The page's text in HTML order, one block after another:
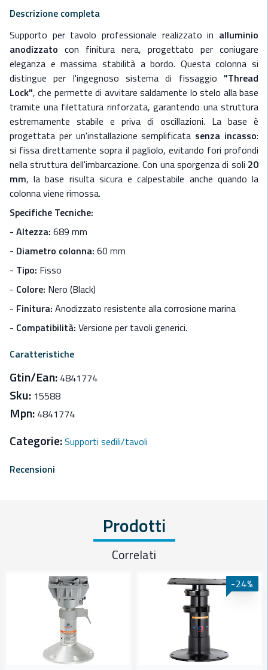
-Finitura:Anodizzato resistente alla corrosione marina
-Compatibilità:Versione per tavoli generici.
Descrizione completa
Supporto per tavolo professionale realizzato in alluminio
anodizzato con finitura nera, progettato per coniugare
eleganza e massima stabilità a bordo. Questa colonna si
distingue per l'ingegnoso sistema di fissaggio "Thread
Lock", che permette di avvitare saldamente lo stelo alla base
tramite una filettatura rinforzata, garantendo una struttura
estremamente stabile e priva di oscillazioni. La base è
progettata per un'installazione semplificata senza incasso:
si fissa direttamente sopra il pagliolo, evitando fori profondi
nella struttura dell'imbarcazione. Con una sporgenza di soli 20
mm, la base risulta sicura e calpestabile anche quando la
colonna viene rimossa.
Specifiche Tecniche:
- Altezza: 689 mm
- Diametro colonna: 60 mm
- Tipo: Fisso
- Colore: Nero (Black)
- Finitura: Anodizzato resistente alla corrosione marina
- Compatibilità: Versione per tavoli generici.
Caratteristiche
Gtin/Ean: 4841774
Sku: 15588
Mpn: 4841774
Categorie:Supporti sedili/tavoli
Recensioni
Prodotti
Correlati
-24%